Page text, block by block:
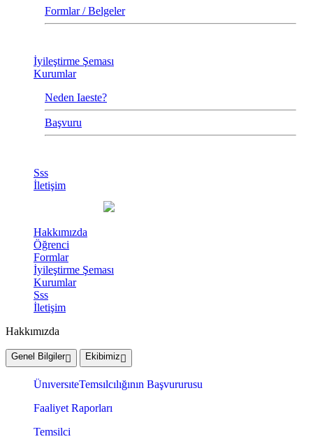
Formlar / Belgeler
İyileştirme Şeması
Kurumlar
Neden Iaeste?
Başvuru
Sss
İletişim
Hakkımızda
Öğrenci
Formlar
İyileştirme Şeması
Kurumlar
Sss
İletişim
Hakkımızda
Genel Bilgiler Ekibimiz
ÜnıversıteTemsılcılığının Başvururusu
Faaliyet Raporları
Temsilci